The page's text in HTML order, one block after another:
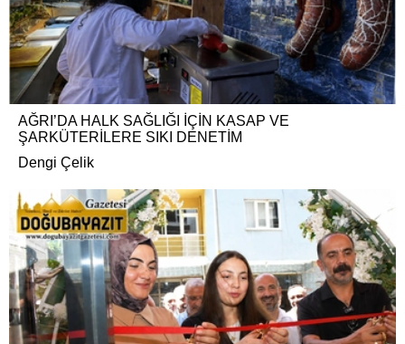
AĞRI’DA HALK SAĞLIĞI İÇİN KASAP VE
ŞARKÜTERİLERE SIKI DENETİM
Dengi Çelik